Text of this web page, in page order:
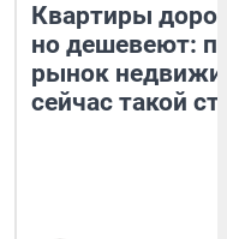
Квартиры
но дешевеют:
рынок
сейчас такой